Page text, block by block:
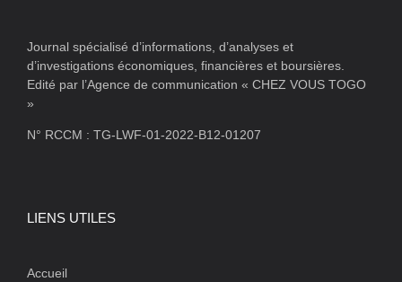
Journal spécialisé d’informations, d’analyses et
d’investigations économiques, financières et boursières.
Edité par l’Agence de communication « CHEZ VOUS TOGO
»
N° RCCM : TG-LWF-01-2022-B12-01207
LIENS UTILES
Accueil